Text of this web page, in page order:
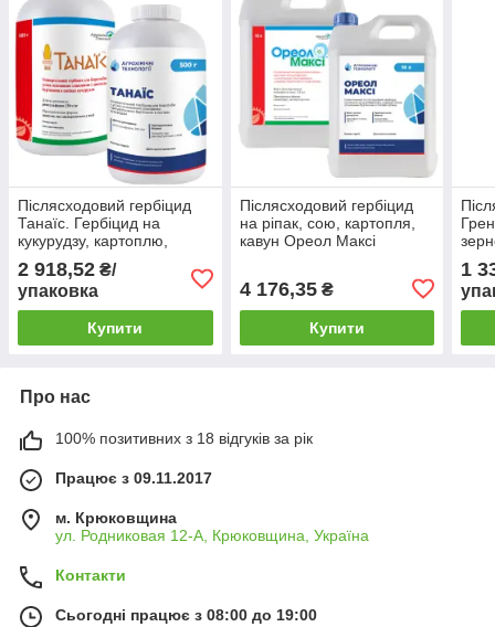
Післясходовий гербіцид
Танаїс. Гербіцид на
кукурудзу, картоплю,
Технології
2 918,52 ₴/
упаковка
Купити
Післясходовий гербіцид
на ріпак, сою, картопля,
кавун Ореол Максі
4 176,35₴
Купити
1
Про нас
100% позитивних з 18 відгуків за рік
Працює з 09.11.2017
м. Крюковщина
ул. Родниковая 12-А, Крюковщина, Україна
Контакти
Сьогодні працює з 08:00 до 19:00